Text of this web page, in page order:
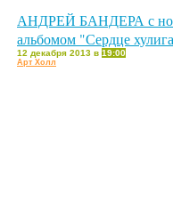
АНДРЕЙ БАНДЕРА с
альбомом "Сердце
12 декабря 2013 в 19:00
Арт Холл